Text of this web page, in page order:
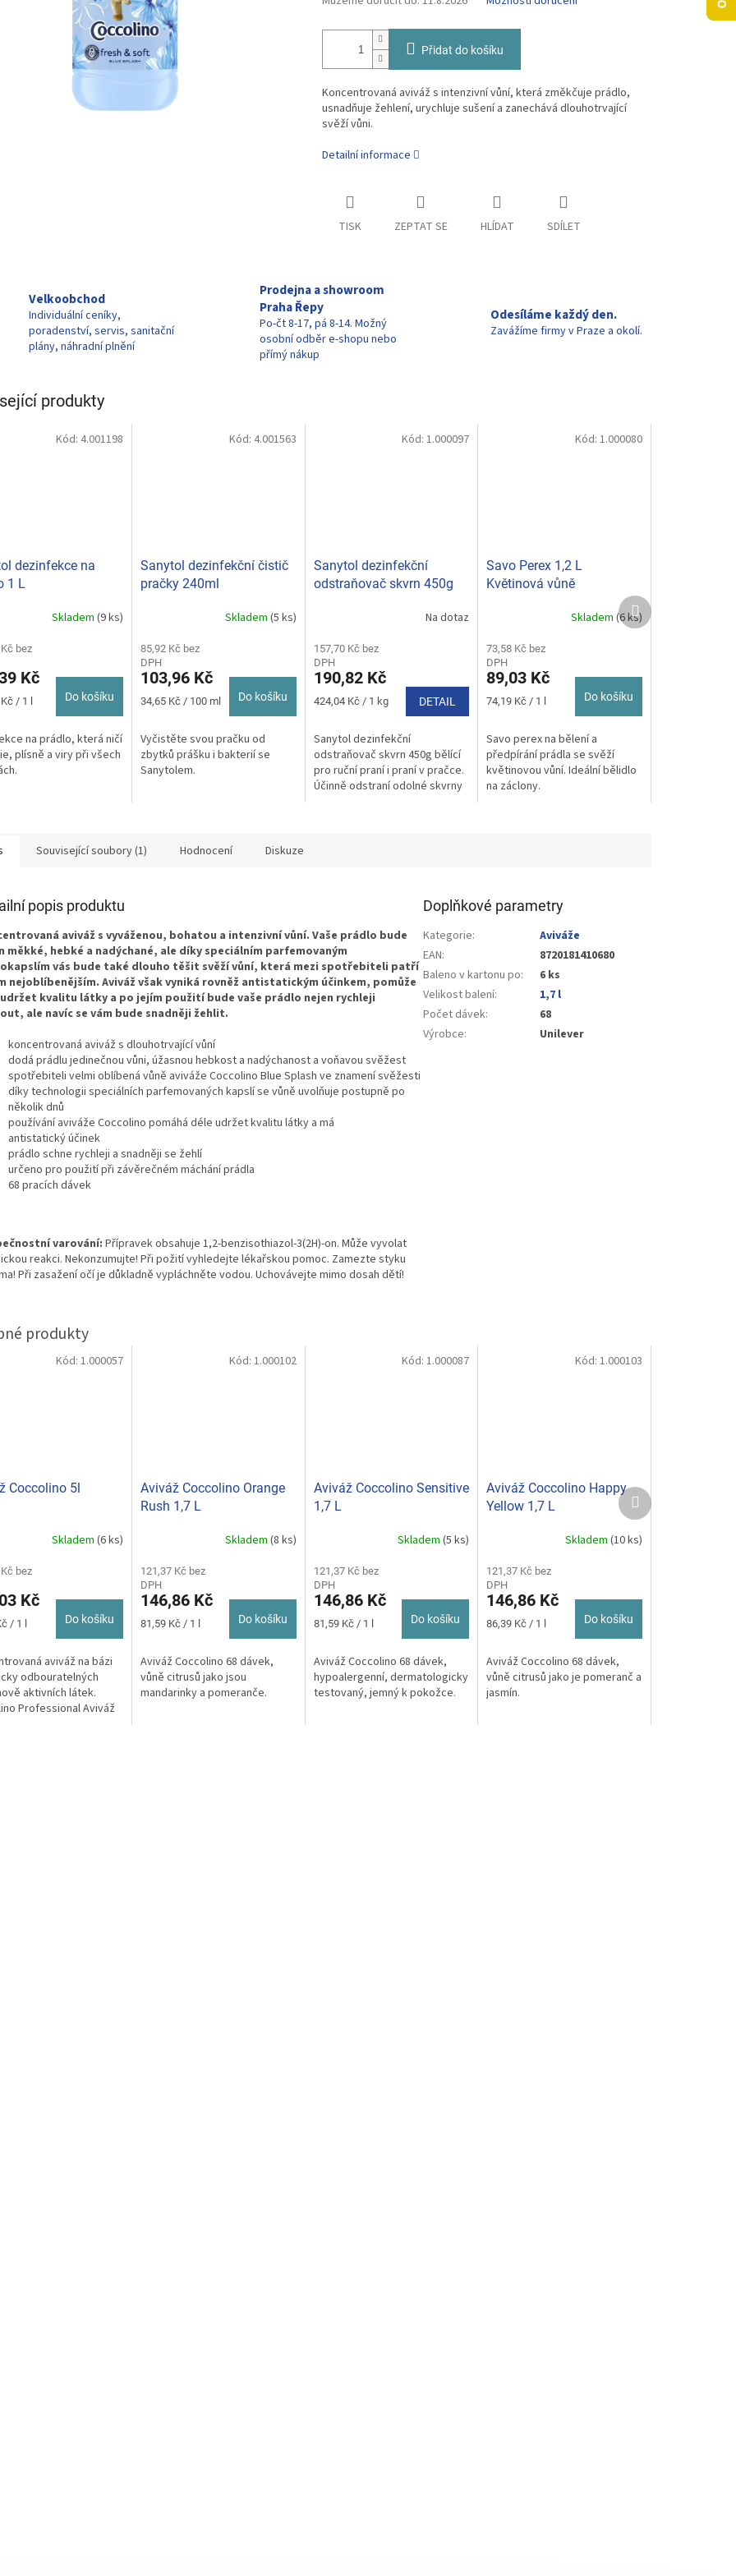
Přidat do košíku
Koncentrovaná aviváž s intenzivní vůní, která změkčuje prádlo,
usnadňuje žehlení, urychluje sušení a zanechává dlouhotrvající
svěží vůni.
Detailní informace
TISK ZEPTAT SE HLÍDAT SDÍLET
Velkoobchod
Individuální ceníky,
poradenství, servis, sanitační
plány, náhradní plnění
Prodejna a showroom
Praha Řepy
Po-čt 8-17, pá 8-14. Možný
osobní odběr e-shopu nebo
přímý nákup
Odesíláme každý den.
Zavážíme firmy v Praze a okolí.
produkty
dezinfekce na
1 L
Skladem (9 ks)
bez
Kč
/ 1 l Do košíku
na prádlo, která ničí
plísně a viry při všech
Kód: 4.001198
Sanytol dezinfekční čistič
pračky 240ml
Skladem (5 ks)
85,92 Kč bez
DPH
103,96 Kč
Měrná
34,65 Kč / 100 ml Do košíku
Vyčistěte svou pračku od
zbytků prášku i bakterií se
Sanytolem.
Kód: 4.001563
Sanytol dezinfekční
odstraňovač skvrn 450g
Na dotaz
157,70 Kč bez
DPH
190,82 Kč
Měrná
424,04 Kč / 1 kg DETAIL
Sanytol dezinfekční
odstraňovač skvrn 450g bělící
pro ruční praní i praní v pračce.
Účinně odstraní odolné skvrny
Kód:1.000097
Savo Perex 1,2 L
Květinová vůně
Skladem (6 ks)
73,58 Kč bez
DPH
89,03 Kč
Měrná
74,19 Kč / 1 l Do košíku
Savo perex na bělení a
předpírání prádla se svěží
květinovou vůní. Ideální bělidlo
na záclony.
Kód: 1.000080
Další
produkt
Související soubory (1) Hodnocení Diskuze
popis produktu
aviváž s vyváženou, bohatou a intenzivní vůní. Vaše prádlo bude
měkké, hebké a nadýchané, ale díky speciálním parfemovaným
vás bude také dlouho těšit svěží vůní, která mezi spotřebiteli patří
nejoblíbenějším. Aviváž však vyniká rovněž antistatickým účinkem, pomůže
kvalitu látky a po jejím použití bude vaše prádlo nejen rychleji
ale navíc se vám bude snadněji žehlit.
koncentrovaná aviváž s dlouhotrvající vůní
dodá prádlu jedinečnou vůni, úžasnou hebkost a nadýchanost a voňavou svěžest
spotřebiteli velmi oblíbená vůně aviváže Coccolino Blue Splash ve znamení svěžesti
díky technologii speciálních parfemovaných kapslí se vůně uvolňuje postupně po
několik dnů
používání aviváže Coccolino pomáhá déle udržet kvalitu látky a má
antistatický účinek
prádlo schne rychleji a snadněji se žehlí
určeno pro použití při závěrečném máchání prádla
68 pracích dávek
varování: Přípravek obsahuje 1,2-benzisothiazol-3(2H)-on. Může vyvolat
reakci. Nekonzumujte! Při požití vyhledejte lékařskou pomoc. Zamezte styku
Při zasažení očí je důkladně vypláchněte vodou. Uchovávejte mimo dosah dětí!
Doplňkové parametry
Kategorie:
Aviváže
EAN:
8720181410680
Baleno v kartonu po:
6 ks
Velikost balení:
1,7 l
Počet dávek:
68
Výrobce: Unilever
Coccolino 5l
Skladem (6 ks)
bez
Kč
/ 1 l Do košíku
aviváž na bázi
odbouratelných
aktivních látek.
Professional Aviváž
Kód: 1.000057
Aviváž Coccolino Orange
Rush 1,7 L
Skladem (8 ks)
121,37 Kč bez
DPH
146,86 Kč
Měrná
81,59 Kč / 1 l Do košíku
Aviváž Coccolino 68 dávek,
vůně citrusů jako jsou
mandarinky a pomeranče.
Kód: 1.000102
Aviváž Coccolino Sensitive
1,7 L
Skladem(5 ks)
121,37 Kč bez
DPH
146,86 Kč
Měrná
81,59 Kč / 1 l Do košíku
Aviváž Coccolino 68 dávek,
hypoalergenní, dermatologicky
testovaný, jemný k pokožce.
Kód:1.000087
Aviváž Coccolino Happy
Yellow 1,7 L
Skladem (10 ks)
121,37 Kč bez
DPH
146,86 Kč
Měrná
86,39 Kč / 1 l Do košíku
Aviváž Coccolino 68 dávek,
vůně citrusů jako je pomeranč a
jasmín.
Kód: 1.000103
Další
produkt